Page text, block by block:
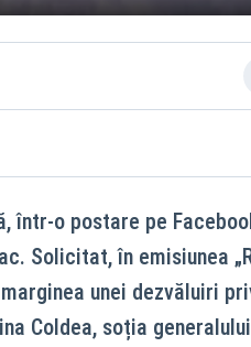
într-o postare pe
Solicitat, în emisiunea
unei dezvăluiri
Coldea, soția